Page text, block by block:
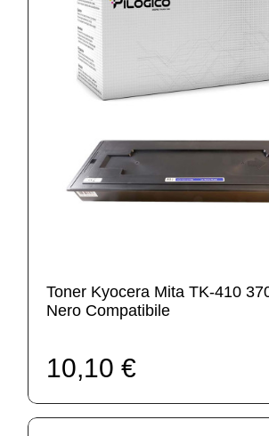
Toner Kyocera Mita TK-410
Nero Compatibile
10,10 €